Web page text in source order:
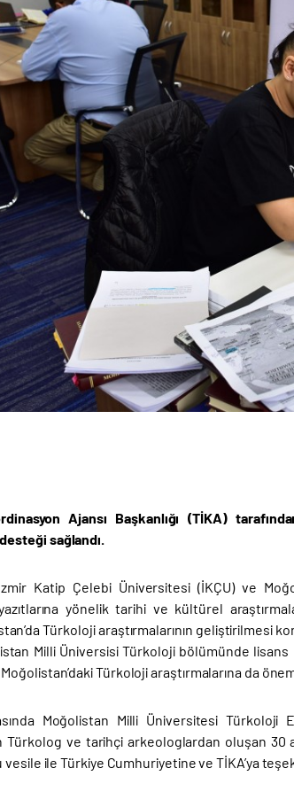
Ajansı Başkanlığı (TİKA)
sağlandı.
Katip Çelebi Üniversitesi (İKÇU) ve
yönelik tarihi ve kültürel
Türkoloji araştırmalarının
Milli Üniversisi Türkoloji bölümünde
Türkoloji araştırmalarına da
Moğolistan Milli Üniversitesi Türkoloji
Türkolog ve tarihçi arkeologlardan oluşan 30
vesile ile Türkiye Cumhuriyetine ve TİKA’ya